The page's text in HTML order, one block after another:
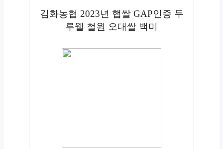
김화농협 2023년 햅쌀 GAP인증 두
루웰 철원 오대쌀 백미